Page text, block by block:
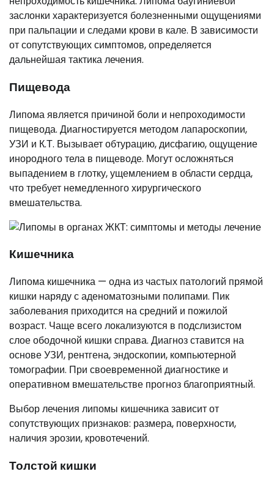
заслонки характеризуется болезненными ощущениями
при пальпации и следами крови в кале. В зависимости
от сопутствующих симптомов, определяется
дальнейшая тактика лечения.
Пищевода
Липома является причиной боли и непроходимости
пищевода. Диагностируется методом лапароскопии,
УЗИ и К.Т. Вызывает обтурацию, дисфагию, ощущение
инородного тела в пищеводе. Могут осложняться
выпадением в глотку, ущемлением в области сердца,
что требует немедленного хирургического
вмешательства.
Кишечника
Липома кишечника — одна из частых патологий прямой
кишки наряду с аденоматозными полипами. Пик
заболевания приходится на средний и пожилой
возраст. Чаще всего локализуются в подслизистом
слое ободочной кишки справа. Диагноз ставится на
основе УЗИ, рентгена, эндоскопии, компьютерной
томографии. При своевременной диагностике и
оперативном вмешательстве прогноз благоприятный.
Выбор лечения липомы кишечника зависит от
сопутствующих признаков: размера, поверхности,
наличия эрозии, кровотечений.
Толстой кишки